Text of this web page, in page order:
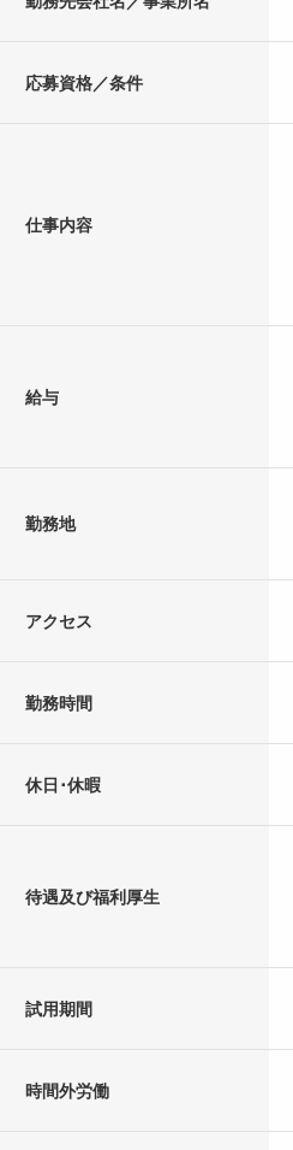
応募資格／条件
仕事内容
給与
勤務地
アクセス
勤務時間
休日･休暇
待遇及び福利厚生
試用期間
時間外労働